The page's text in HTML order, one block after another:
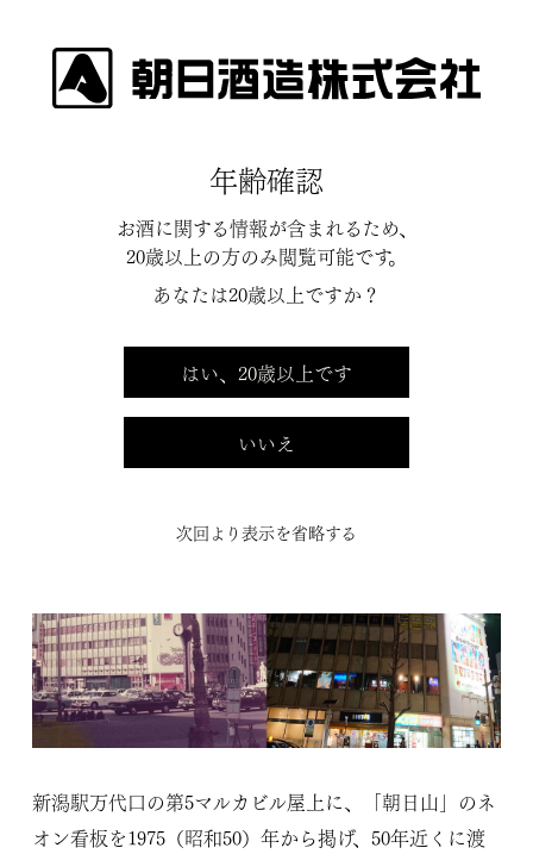
INFORMATION
新潟駅前「朝日山」ネオン看板
消灯のお知らせ
新潟駅万代口の第5マルカビル屋上に、「朝日山」のネ
オン看板を1975（昭和50）年から掲げ、50年近くに渡
年齢確認
お酒に関する情報が含まれるため、
20歳以上の方のみ閲覧可能です。
あなたは20歳以上ですか？
はい、20歳以上です
いいえ
次回より表示を省略する